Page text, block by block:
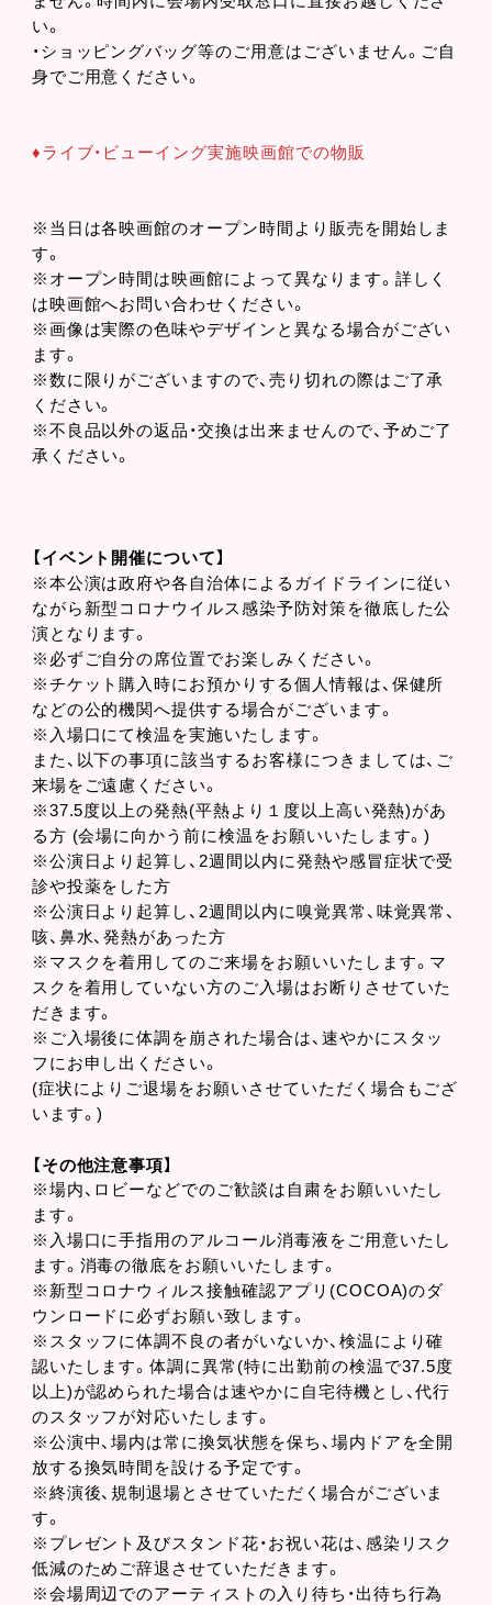
い。
・ショッピングバッグ等のご用意はございません。ご自
身でご用意ください。
♦︎ライブ・ビューイング実施映画館での物販
※当日は各映画館のオープン時間より販売を開始しま
す。
※オープン時間は映画館によって異なります。詳しく
は映画館へお問い合わせください。
※画像は実際の色味やデザインと異なる場合がござい
ます。
※数に限りがございますので、売り切れの際はご了承
ください。
※不良品以外の返品・交換は出来ませんので、予めご了
承ください。
【イベント開催について】
※本公演は政府や各自治体によるガイドラインに従い
ながら新型コロナウイルス感染予防対策を徹底した公
演となります。
※必ずご自分の席位置でお楽しみください。
※チケット購入時にお預かりする個人情報は、保健所
などの公的機関へ提供する場合がございます。
※入場口にて検温を実施いたします。
また、以下の事項に該当するお客様につきましては、ご
来場をご遠慮ください。
※37.5度以上の発熱(平熱より１度以上高い発熱)があ
る方 (会場に向かう前に検温をお願いいたします。)
※公演日より起算し、2週間以内に発熱や感冒症状で受
診や投薬をした方
※公演日より起算し、2週間以内に嗅覚異常、味覚異常、
咳、鼻水、発熱があった方
※マスクを着用してのご来場をお願いいたします。マ
スクを着用していない方のご入場はお断りさせていた
だきます。
※ご入場後に体調を崩された場合は、速やかにスタッ
フにお申し出ください。
(症状によりご退場をお願いさせていただく場合もござ
います。)
【その他注意事項】
※場内、ロビーなどでのご歓談は⾃粛をお願いいたし
ます。
※⼊場⼝に⼿指⽤のアルコール消毒液をご⽤意いたし
ます。消毒の徹底をお願いいたします。
※新型コロナウィルス接触確認アプリ(COCOA)のダ
ウンロードに必ずお願い致します。
※スタッフに体調不良の者がいないか、検温により確
認いたします。体調に異常(特に出勤前の検温で37.5度
以上)が認められた場合は速やかに⾃宅待機とし、代⾏
のスタッフが対応いたします。
※公演中、場内は常に換気状態を保ち、場内ドアを全開
放する換気時間を設ける予定です。
※終演後、規制退場とさせていただく場合がございま
す。
※プレゼント及びスタンド花・お祝い花は、感染リスク
低減のためご辞退させていただきます。
※会場周辺でのアーティストの入り待ち・出待ち行為